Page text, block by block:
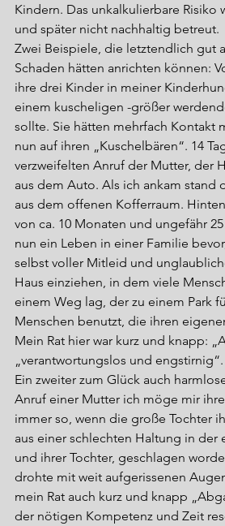
Kindern. Das unkalkulierbare
und später nicht nachhaltig betreut.
Zwei Beispiele, die letztendlich gut
Schaden hätten anrichten können:
ihre drei Kinder in meiner
einem kuscheligen -größer
sollte. Sie hätten mehrfach
nun auf ihren „Kuschelbären“. 14
verzweifelten Anruf der Mutter, der
aus dem Auto. Als ich ankam
aus dem offenen Kofferraum.
von ca. 10 Monaten und ungefähr
nun ein Leben in einer Familie
selbst voller Mitleid und
Haus einziehen, in dem viele
einem Weg lag, der zu einem Park
Menschen benutzt, die ihren
Mein Rat hier war kurz und knapp:
„verantwortungslos und engstirnig“.
Ein zweiter zum Glück auch
Anruf einer Mutter ich möge mir
immer so, wenn die große Tochter
aus einer schlechten Haltung in
und ihrer Tochter, geschlagen
drohte mit weit aufgerissenen
mein Rat auch kurz und knapp
der nötigen Kompetenz und Zeit